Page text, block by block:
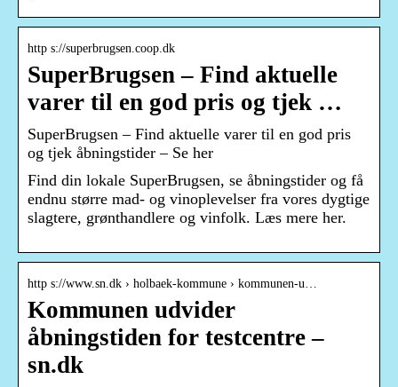
http s://superbrugsen.coop.dk
SuperBrugsen – Find aktuelle
varer til en god pris og tjek …
SuperBrugsen – Find aktuelle varer til en god pris
og tjek åbningstider – Se her
Find din lokale SuperBrugsen, se åbningstider og få
endnu større mad- og vinoplevelser fra vores dygtige
slagtere, grønthandlere og vinfolk. Læs mere her.
http s://www.sn.dk › holbaek-kommune › kommunen-u…
Kommunen udvider
åbningstiden for testcentre –
sn.dk